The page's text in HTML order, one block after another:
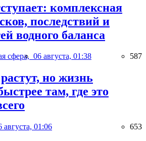
комплексная
последствий и
водного баланса
сфера, 06 августа, 01:38 587
но жизнь
там, где это
августа, 01:06 653